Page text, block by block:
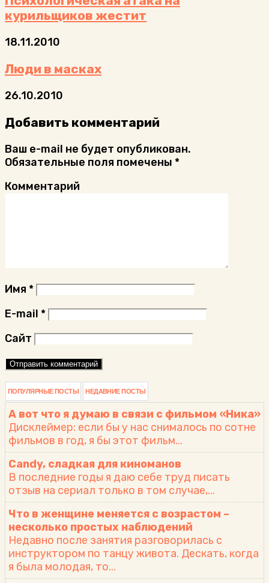
курильщиков жестит
18.11.2010
Люди в масках
26.10.2010
Добавить комментарий
Ваш e-mail не будет опубликован.
Обязательные поля помечены *
Комментарий
Имя *
E-mail *
Сайт
ПОПУЛЯРНЫЕ ПОСТЫ НЕДАВНИЕ ПОСТЫ
А вот что я думаю в связи с фильмом «Ника»
Дисклеймер: если бы у нас снималось по сотне
фильмов в год, я бы этот фильм...
Candy, сладкая для киноманов
В последние годы я даю себе труд писать
отзыв на сериал только в том случае,...
Что в женщине меняется с возрастом –
несколько простых наблюдений
Недавно после занятия разговорилась с
инструктором по танцу живота. Дескать, когда
я была молодая, то...